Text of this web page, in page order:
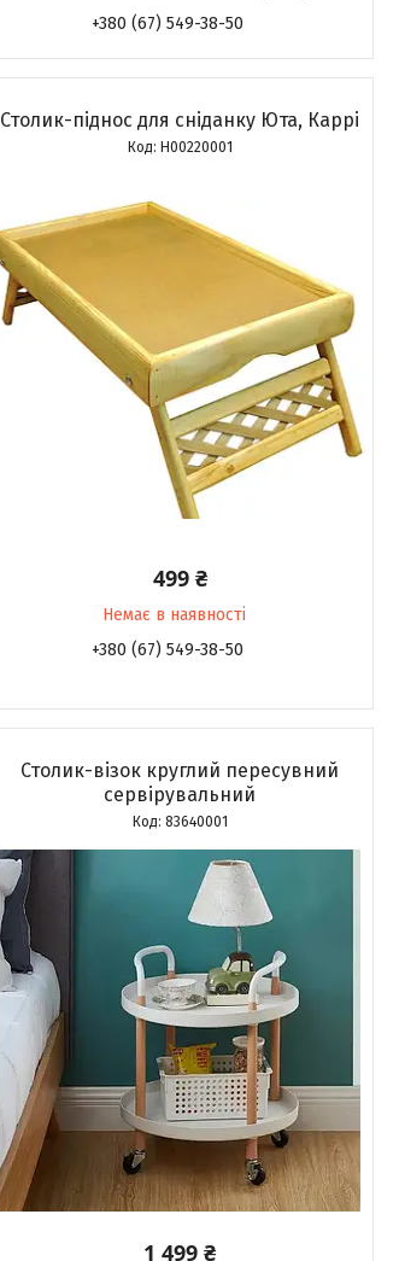
+380 (67) 549-38-50
Столик-піднос для сніданку Юта, Каррі
H00220001
499 ₴
Немає в наявності
+380 (67) 549-38-50
Столик-візок круглий пересувний
сервірувальний
83640001
1 499 ₴